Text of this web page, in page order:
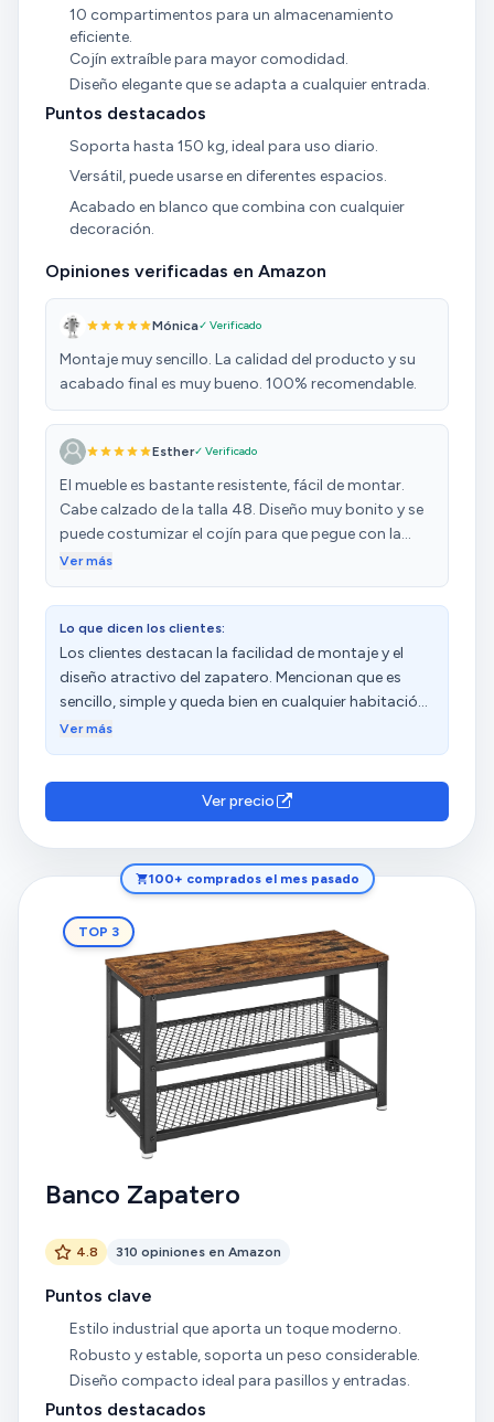
10 compartimentos para un almacenamiento
eficiente.
Cojín extraíble para mayor comodidad.
Diseño elegante que se adapta a cualquier entrada.
Puntos destacados
Soporta hasta 150 kg, ideal para uso diario.
Versátil, puede usarse en diferentes espacios.
Acabado en blanco que combina con cualquier
decoración.
Opiniones verificadas en Amazon
Mónica✓ Verificado
Montaje muy sencillo. La calidad del producto y su
acabado final es muy bueno. 100% recomendable.
Esther✓ Verificado
El mueble es bastante resistente, fácil de montar.
Cabe calzado de la talla 48. Diseño muy bonito y se
puede costumizar el cojín para que pegue con la
decoración
Ver más
Lo que dicen los clientes:
Los clientes destacan la facilidad de montaje y el
diseño atractivo del zapatero. Mencionan que es
sencillo, simple y queda bien en cualquier habitación.
Además, resaltan su capacidad para guardar 9
práctico y funcional para cualquier rincón de la casa,
y valoran su buena relación calidad-precio. También
aprecian su funcionalidad, comodidad y estabilidad.
Ver más
Ver precio
100+ comprados el mes pasado
TOP 3
Banco Zapatero
4.8 310 opiniones en Amazon
Puntos clave
Estilo industrial que aporta un toque moderno.
Robusto y estable, soporta un peso considerable.
Diseño compacto ideal para pasillos y entradas.
Puntos destacados